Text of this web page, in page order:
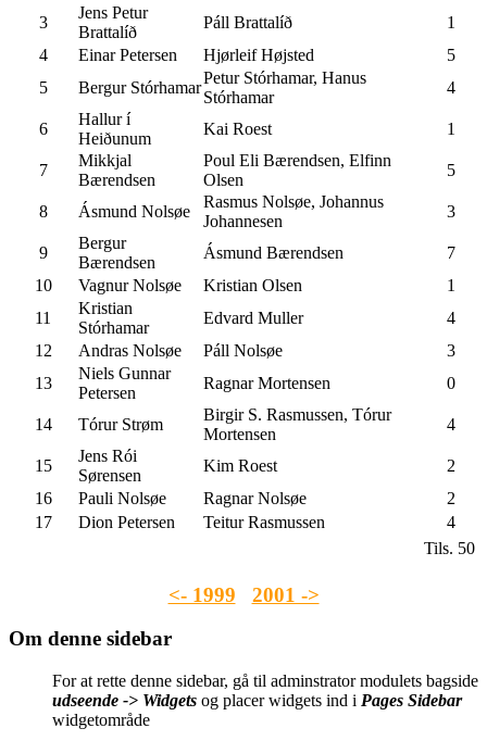
3
Jens Petur
Brattalíð
Páll Brattalíð
1
4
Einar Petersen Hjørleif Højsted
5
5
Bergur Stórhamar
Petur Stórhamar, Hanus
Stórhamar
4
6
Hallur í
Heiðunum
Kai Roest 1
7
Mikkjal
Bærendsen
Poul Eli Bærendsen, Elfinn
Olsen
5
8 Ásmund Nolsøe
Rasmus Nolsøe, Johannus
Johannesen
3
9
Bergur
Bærendsen
Ásmund Bærendsen
7
10
Vagnur Nolsøe Kristian Olsen
1
11
Kristian
Stórhamar
Edvard Muller
4
12
Andras Nolsøe Páll Nolsøe
3
13
Niels Gunnar
Petersen
Ragnar Mortensen 0
14 Tórur Strøm
Birgir S. Rasmussen, Tórur
Mortensen
4
15
Jens Rói
Sørensen
Kim Roest
2
16
Pauli Nolsøe Ragnar Nolsøe
2
17
Dion Petersen Teitur Rasmussen
4
Tils. 50
<- 1999
2001 ->
Om denne sidebar
For at rette denne sidebar, gå til adminstrator modulets bagside
udseende -> Widgets og placer widgets ind i Pages Sidebar
widgetområde